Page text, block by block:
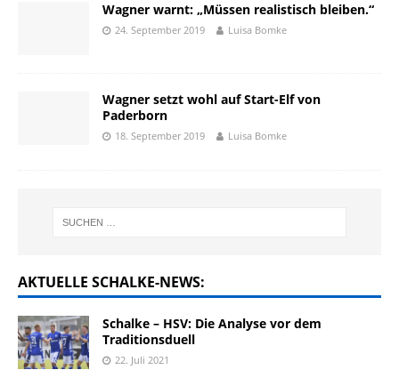
Wagner warnt: „Müssen realistisch bleiben.“
24. September 2019 Luisa Bomke
Wagner setzt wohl auf Start-Elf von
Paderborn
18. September 2019 Luisa Bomke
AKTUELLE SCHALKE-NEWS:
Schalke – HSV: Die Analyse vor dem
Traditionsduell
22. Juli 2021